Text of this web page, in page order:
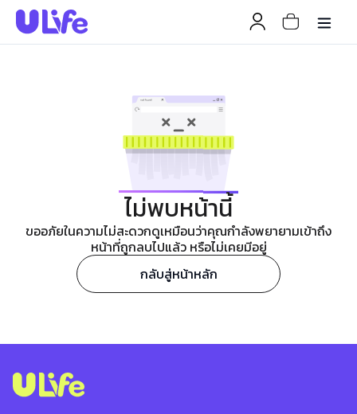
ไม่พบหน้านี้
ขออภัยในความไม่สะดวกดูเหมือนว่าคุณกำลังพยายามเข้าถึง
หน้าที่ถูกลบไปแล้ว หรือไม่เคยมีอยู่
กลับสู่หน้าหลัก